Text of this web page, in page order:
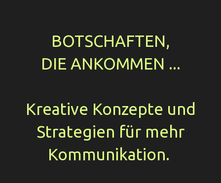
BOTSCHAFTEN,
DIE ANKOMMEN ...
Kreative Konzepte und
Strategien für mehr
Kommunikation.